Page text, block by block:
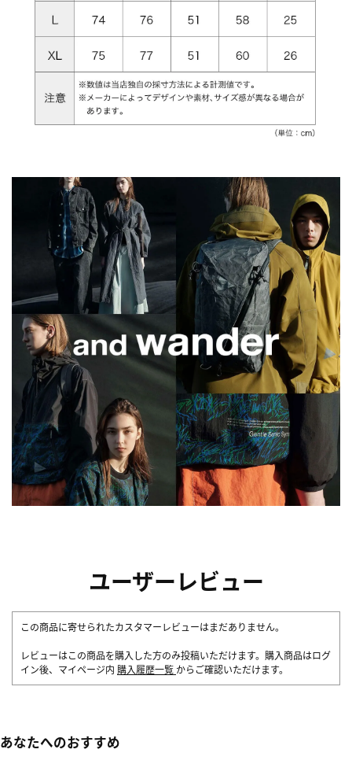
ユーザーレビュー
この商品に寄せられたカスタマーレビューはまだありません。
レビューはこの商品を購入した方のみ投稿いただけます。購入商品はログ
イン後、マイページ内 購入履歴一覧 からご確認いただけます。
あなたへのおすすめ